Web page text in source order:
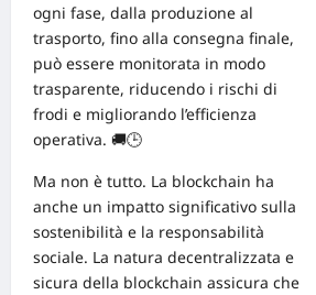
ogni fase, dalla produzione al
trasporto, fino alla consegna finale,
può essere monitorata in modo
trasparente, riducendo i rischi di
frodi e migliorando l’efficienza
operativa. 🚚🕒
Ma non è tutto. La blockchain ha
anche un impatto significativo sulla
sostenibilità e la responsabilità
sociale. La natura decentralizzata e
sicura della blockchain assicura che